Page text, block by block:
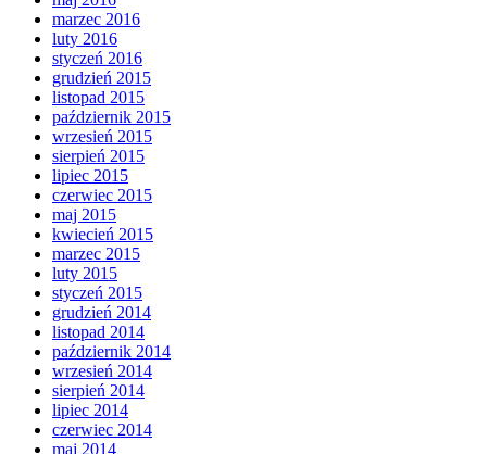
marzec 2016
luty 2016
styczeń 2016
grudzień 2015
listopad 2015
październik 2015
wrzesień 2015
sierpień 2015
lipiec 2015
czerwiec 2015
maj 2015
kwiecień 2015
marzec 2015
luty 2015
styczeń 2015
grudzień 2014
listopad 2014
październik 2014
wrzesień 2014
sierpień 2014
lipiec 2014
czerwiec 2014
maj 2014